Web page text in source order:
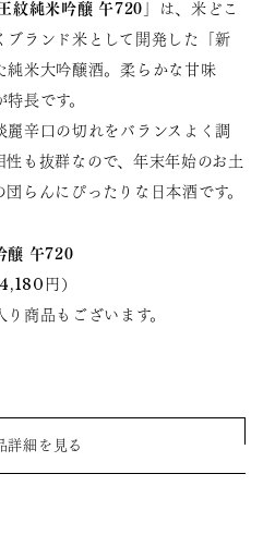
紋純米吟醸 午720 」は、米どこ
ブランド米として開発した「新
純米大吟醸酒。柔らかな甘味
長です。
辛口の切れをバランスよく調
も抜群なので、年末年始のお土
らんにぴったりな日本酒です。
醸 午720
円）
商品もございます。
詳細を見る